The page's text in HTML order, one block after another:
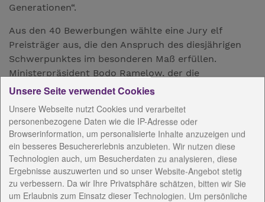
Generationen“.
Aus den 40 Bewerbungen wählte eine Jury elf
Preisträger aus, die den Anspruch des diesjährigen
Schwerpunktes im besonderen Maß erfüllen.
Ministerpräsident Bodo Ramelow, der die
Schirmherrschaft über den Thüringer Familienpreis
„Die Familie spielt eine zentrale Rolle in unserem
Leben und in unserem Land. Doch sie ist im Wandel
begriffen. Und das schon seit geraumer Zeit. Vom
nahezu verbindlichen Lebensentwurf ist sie zu einer
Lebensform unter anderen geworden, die noch dazu
mit schwierigen Rahmenbedingungen leben muss.
Unsere Seite verwendet Cookies
Unsere Webseite nutzt Cookies und verarbeitet
personenbezogene Daten wie die IP-Adresse oder
Browserinformation, um personalisierte Inhalte anzuzeigen und
ein besseres Besuchererlebnis anzubieten. Wir nutzen diese
Technologien auch, um Besucherdaten zu analysieren, diese
Ergebnisse auszuwerten und so unser Website-Angebot stetig
zu verbessern. Da wir Ihre Privatsphäre schätzen, bitten wir Sie
um Erlaubnis zum Einsatz dieser Technologien. Um persönliche